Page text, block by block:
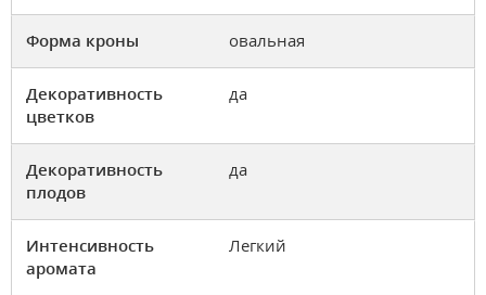
Форма кроны овальная
Декоративность
цветков
да
Декоративность
плодов
да
Интенсивность
аромата
Легкий